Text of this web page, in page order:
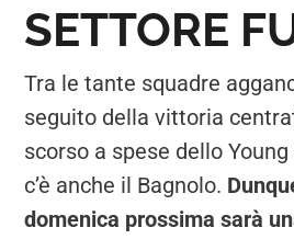
SETTORE
Tra le tante squadre
seguito della vittoria
scorso a spese dello
c’è anche il Bagnolo.
domenica prossima sarà